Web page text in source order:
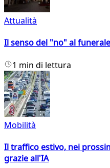
Attualità
Il senso del "no" al
1 min di lettura
Mobilità
Il traffico estivo, nei
grazie all'IA